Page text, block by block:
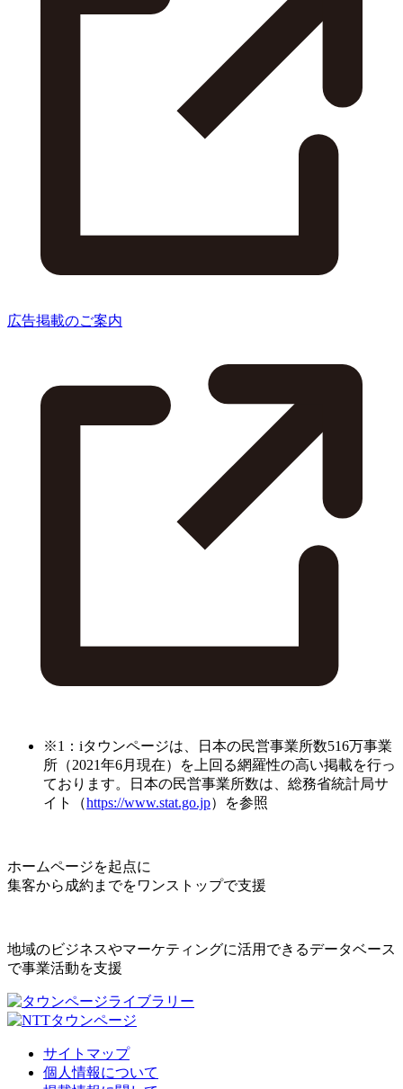
広告掲載のご案内
※1：iタウンページは、日本の民営事業所数516万事業
所（2021年6月現在）を上回る網羅性の高い掲載を行っ
ております。日本の民営事業所数は、総務省統計局サ
イト（https://www.stat.go.jp）を参照
ホームページを起点に
集客から成約までをワンストップで支援
地域のビジネスやマーケティングに活用できるデータベース
で事業活動を支援
サイトマップ
個人情報について